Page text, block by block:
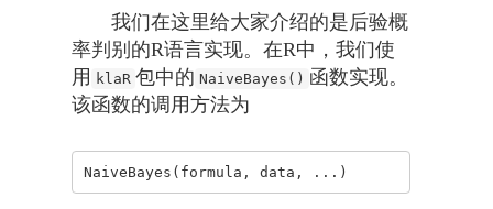
我们在这里给大家介绍的是后验概
率判别的R语言实现。在R中，我们使
用 klaR 包中的 NaiveBayes() 函数实现。
该函数的调用方法为